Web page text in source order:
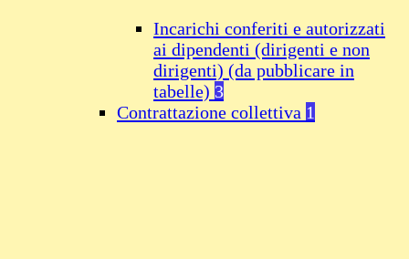
Incarichi conferiti e autorizzati
ai dipendenti (dirigenti e non
dirigenti) (da pubblicare in
tabelle) 3
Contrattazione collettiva 1